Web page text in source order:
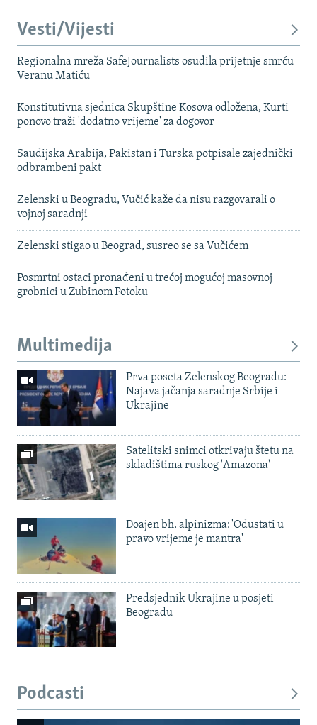
Vesti/Vijesti
Regionalna mreža SafeJournalists osudila prijetnje smrću
Veranu Matiću
Konstitutivna sjednica Skupštine Kosova odložena, Kurti
ponovo traži 'dodatno vrijeme' za dogovor
Saudijska Arabija, Pakistan i Turska potpisale zajednički
odbrambeni pakt
Zelenski u Beogradu, Vučić kaže da nisu razgovarali o
vojnoj saradnji
Zelenski stigao u Beograd, susreo se sa Vučićem
Posmrtni ostaci pronađeni u trećoj mogućoj masovnoj
grobnici u Zubinom Potoku
Multimedija
Prva poseta Zelenskog Beogradu:
Najava jačanja saradnje Srbije i
Ukrajine
Satelitski snimci otkrivaju štetu na
skladištima ruskog 'Amazona'
Doajen bh. alpinizma: 'Odustati u
pravo vrijeme je mantra'
Predsjednik Ukrajine u posjeti
Beogradu
Podcasti